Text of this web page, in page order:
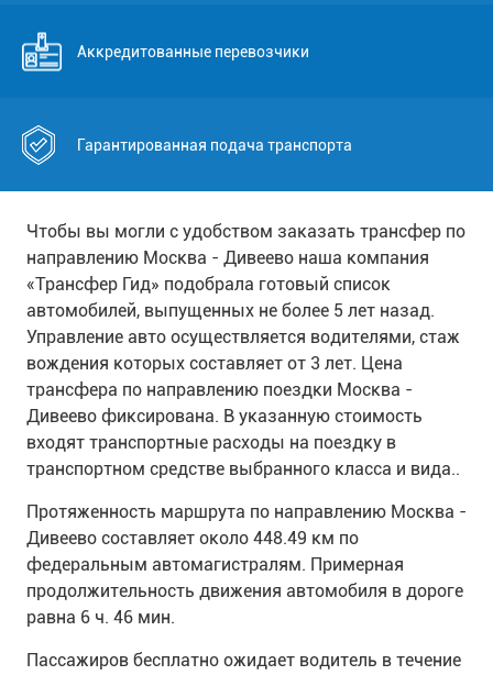
Аккредитованные перевозчики
Гарантированная подача транспорта
Чтобы вы могли с удобством заказать трансфер по
направлению Москва - Дивеево наша компания
«Трансфер Гид» подобрала готовый список
автомобилей, выпущенных не более 5 лет назад.
Управление авто осуществляется водителями, стаж
вождения которых составляет от 3 лет. Цена
трансфера по направлению поездки Москва -
Дивеево фиксирована. В указанную стоимость
входят транспортные расходы на поездку в
транспортном средстве выбранного класса и вида..
Протяженность маршрута по направлению Москва -
Дивеево составляет около 448.49 км по
федеральным автомагистралям. Примерная
продолжительность движения автомобиля в дороге
равна 6 ч. 46 мин.
Пассажиров бесплатно ожидает водитель в течение